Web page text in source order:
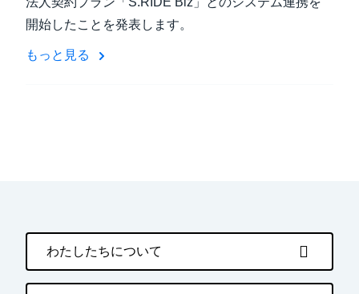
開始したことを発表します。
もっと見る
わたしたちについて